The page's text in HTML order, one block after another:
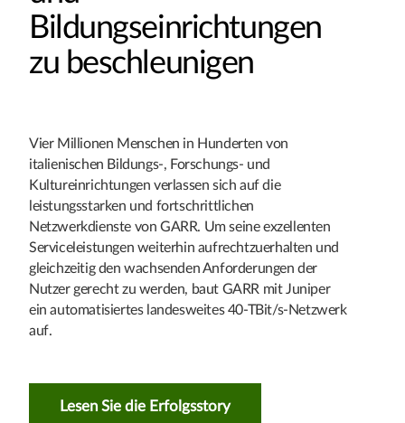
Bildungseinrichtungen
zu beschleunigen
Vier Millionen Menschen in Hunderten von
italienischen Bildungs-, Forschungs- und
Kultureinrichtungen verlassen sich auf die
leistungsstarken und fortschrittlichen
Netzwerkdienste von GARR. Um seine exzellenten
Serviceleistungen weiterhin aufrechtzuerhalten und
gleichzeitig den wachsenden Anforderungen der
Nutzer gerecht zu werden, baut GARR mit Juniper
ein automatisiertes landesweites 40-TBit/s-Netzwerk
auf.
Lesen Sie die Erfolgsstory